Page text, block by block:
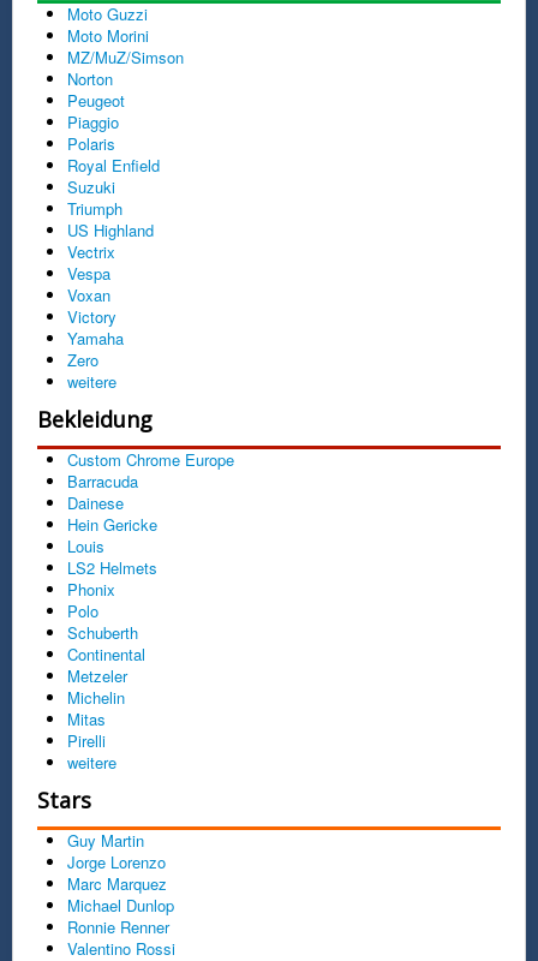
Moto Guzzi
Moto Morini
MZ/MuZ/Simson
Norton
Peugeot
Piaggio
Polaris
Royal Enfield
Suzuki
Triumph
US Highland
Vectrix
Vespa
Voxan
Victory
Yamaha
Zero
weitere
Bekleidung
Custom Chrome Europe
Barracuda
Dainese
Hein Gericke
Louis
LS2 Helmets
Phonix
Polo
Schuberth
Continental
Metzeler
Michelin
Mitas
Pirelli
weitere
Stars
Guy Martin
Jorge Lorenzo
Marc Marquez
Michael Dunlop
Ronnie Renner
Valentino Rossi